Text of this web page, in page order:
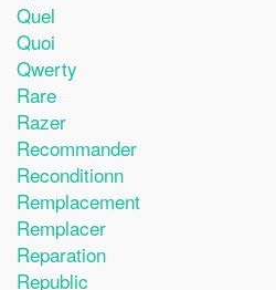
Quel
Quoi
Qwerty
Rare
Razer
Recommander
Reconditionn
Remplacement
Remplacer
Reparation
Republic